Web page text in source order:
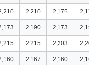
2,210 2,175
2,190 2,173
2,215 2,203
2,167 2,160